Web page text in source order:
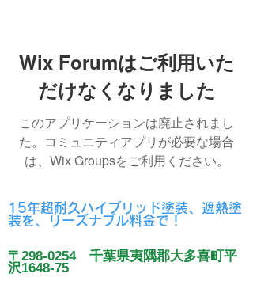
Wix Forumはご利用いた
だけなくなりました
このアプリケーションは廃止されまし
た。コミュニティアプリが必要な場合
は、Wix Groupsをご利用ください。
15年超耐久ハイブリッド塗装、遮熱塗
装を、リーズナブル料金で！
〒298-0254 千葉県夷隅郡大多喜町平
沢1648-75